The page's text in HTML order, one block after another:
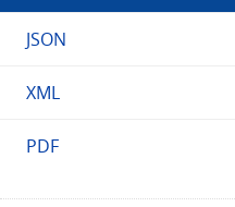
JSON
XML
PDF